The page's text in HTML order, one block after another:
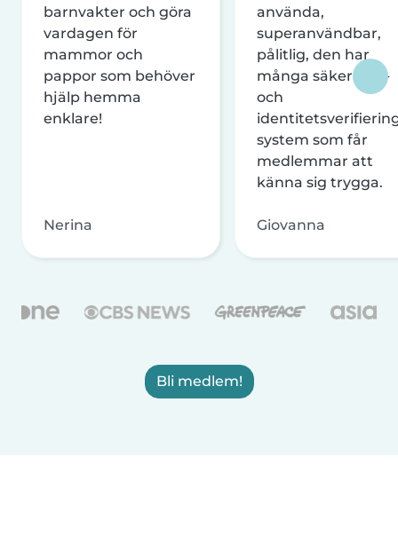
barnvakter och göra
vardagen för
mammor och
pappor som behöver
hjälp hemma
enklare!
Nerina
använda,
superanvändbar,
pålitlig, den har
många säkerhets-
och
system som får
medlemmar att
känna sig trygga.
Giovanna
Bli medlem!